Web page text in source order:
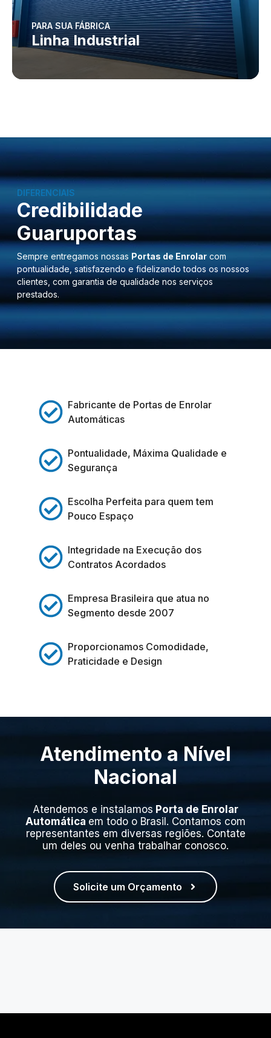
PARA SUA FÁBRICA
Linha Industrial
DIFERENCIAIS
Credibilidade
Guaruportas
Sempre entregamos nossas Portas de Enrolar com
pontualidade, satisfazendo e fidelizando todos os nossos
clientes, com garantia de qualidade nos serviços
prestados.
Fabricante de Portas de Enrolar
Automáticas
Pontualidade, Máxima Qualidade e
Segurança
Escolha Perfeita para quem tem
Pouco Espaço
Integridade na Execução dos
Contratos Acordados
Empresa Brasileira que atua no
Segmento desde 2007
Proporcionamos Comodidade,
Praticidade e Design
Atendimento a Nível
Nacional
Atendemos e instalamos Porta de Enrolar
Automática em todo o Brasil. Contamos com
representantes em diversas regiões. Contate
um deles ou venha trabalhar conosco.
Solicite um Orçamento